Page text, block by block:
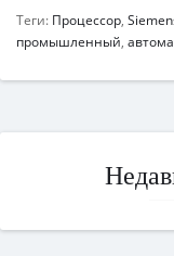
Теги: Процессор,
промышленный,